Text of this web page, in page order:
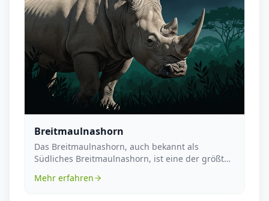
Breitmaulnashorn
Das Breitmaulnashorn, auch bekannt als
Südliches Breitmaulnashorn, ist eine der größten
Mehr erfahren